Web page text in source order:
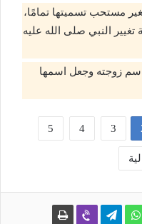
مستحب تسميتها تمامًا،
النبي صلى الله عليه
زوجته وجعل اسمها
3
4
5